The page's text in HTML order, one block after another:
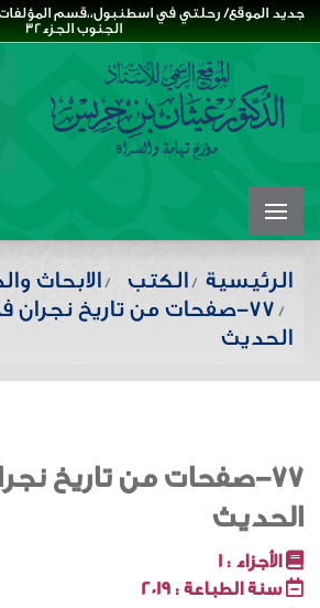
جديد الموقع/ رحلتي في اسطنبول،،قسم
الجنوب الجزء32
الرئيسية الكتب
الابحاث
77-صفحات من تاريخ نجران
الحديث
77-صفحات من تاريخ
الحديث
الأجزاء : 1
سنة الطباعة : 2019